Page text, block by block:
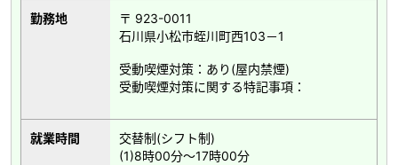
勤務地
〒 923-0011
石川県小松市蛭川町西103－1
受動喫煙対策：あり(屋内禁煙)
受動喫煙対策に関する特記事項：
就業時間
交替制(シフト制)
(1)8時00分～17時00分